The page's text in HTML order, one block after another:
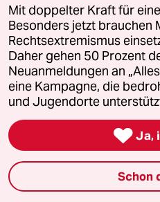
AP anton philips
16.01.2016,18:27 Uhr
Ich denke, es liegt
Schulen es jetzt
Jahfren. Ist auch
Wir haben drei
sind allesamt sehr
Ott-Heinrich Walz
15:25 Uhr
Schön gründlich
Mit doppelter Kraft für
Besonders jetzt brauchen
Rechtsextremismus
Daher gehen 50 Prozent
Neuanmeldungen an
eine Kampagne, die
und Jugendorte
 Ja,
Schon